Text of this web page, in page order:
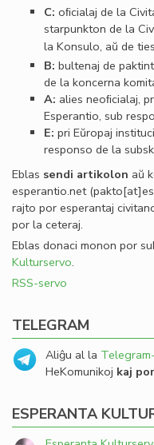
C: oﬁcialaj de la
starpunkton de la
la Konsulo, aŭ de
B: bultenaj de
de la koncerna
A: alies neoﬁcialaj,
Esperantio, sub
E: pri Eŭropaj
responso de la
Eblas sendi artikolon aŭ
esperantio.net
rajto por esperantaj
por la ceteraj.
Eblas donaci monon por
Kulturservo.
RSS-servo
TELEGRAM
Aliĝu al la
HeKomunikoj kaj
ESPERANTA